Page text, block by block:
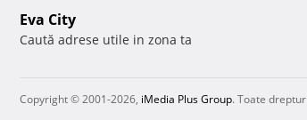
Eva City
Caută adrese utile in zona ta
Copyright © 2001-2026, iMedia Plus Group. Toate